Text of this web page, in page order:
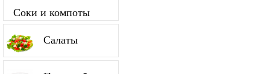
Соки и компоты
Салаты